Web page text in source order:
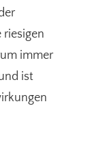
immer
ist